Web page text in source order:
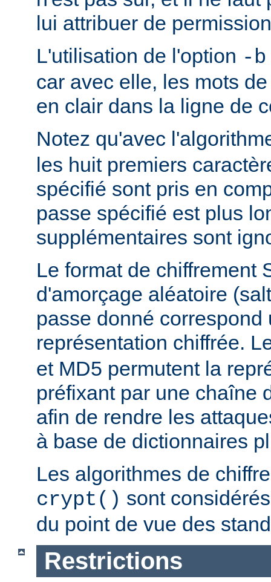
lui attribuer de
L'utilisation de l'option -b
car avec elle, les mots
en clair dans la ligne de
Notez qu'avec
les huit premiers
spécifié sont pris en
passe spécifié est plus
supplémentaires sont
Le format de chiffrement
d'amorçage aléatoire
passe donné correspond
représentation chiffrée.
et MD5 permutent la
préfixant par une chaîne
afin de rendre les
à base de dictionnaires
Les algorithmes de
crypt() sont
du point de vue des
Restrictions